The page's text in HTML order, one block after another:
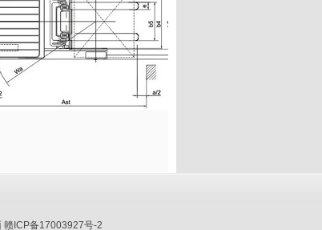
赣ICP备17003927号-2